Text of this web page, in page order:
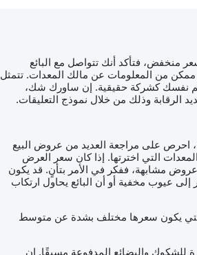
منخفض، فتأكد أنك تتواصل مع البائع
من المعلومات عن مالك المعدات. تتمثل
نفسك كشركة حقيقية. إن ساورك شك،
الرقابة وذلك من خلال نموذج التعليقات.
احرص على مراجعة العديد من عروض البيع
التي اخترتها. إذا كان سعر العرض
مشابهة، ففكر في الأمر بتأنٍ. قد يكون
عيوب مخفية أو أن البائع يحاول ارتكاب
يكون سعرها مختلف بشدة عن متوسط
للشكوك والبضائع المدفوعة مسبقًا. إن